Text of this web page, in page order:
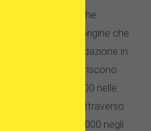
il disbrigo di pratiche
sia nel paese di origine che
di fecondazione in
del paziente differiscono
all'altro: da € 2,500 nelle
come l'India, attraverso
e fino a € 15,000 negli